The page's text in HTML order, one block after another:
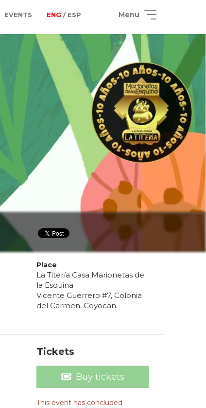
EVENTS ENG / ESP Menu
Place
La Titería Casa Marionetas de
la Esquina
Vicente Guerrero #7, Colonia
del Carmen, Coyocan.
Tickets
Buy tickets
This event has concluded